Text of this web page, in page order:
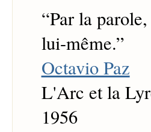
“Par la
lui-même.”
Octavio Paz
L'Arc et la
1956